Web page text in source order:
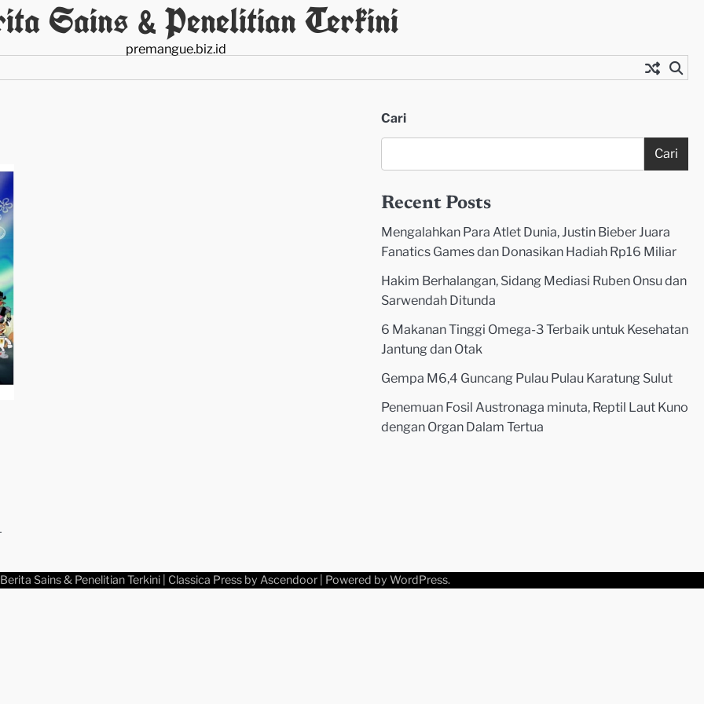
Sains & Penelitian Terkini
premangue.biz.id
Cari
Cari
Recent Posts
Mengalahkan Para Atlet Dunia, Justin Bieber Juara
Fanatics Games dan Donasikan Hadiah Rp16 Miliar
Hakim Berhalangan, Sidang Mediasi Ruben Onsu dan
Sarwendah Ditunda
6 Makanan Tinggi Omega-3 Terbaik untuk Kesehatan
Jantung dan Otak
Gempa M6,4 Guncang Pulau Pulau Karatung Sulut
Penemuan Fosil Austronaga minuta, Reptil Laut Kuno
dengan Organ Dalam Tertua
Berita Sains & Penelitian Terkini | Classica Press by Ascendoor | Powered by WordPress.